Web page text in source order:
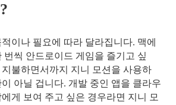
이나 필요에 따라 달라집니다. 맥에
번씩 안드로이드 게임을 즐기고 싶
불하면서까지 지니 모션을 사용하
아닐 겁니다. 개발 중인 앱을 클라우
게 보여 주고 싶은 경우라면 지니 모